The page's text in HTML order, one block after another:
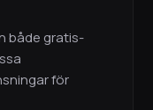
både gratis-
för